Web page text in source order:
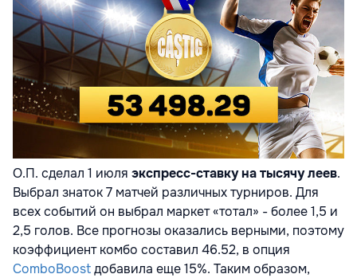
О.П. сделал 1 июля экспресс-ставку на тысячу леев.
Выбрал знаток 7 матчей различных турниров. Для
всех событий он выбрал маркет «тотал» - более 1,5 и
2,5 голов. Все прогнозы оказались верными, поэтому
коэффициент комбо составил 46.52, в опция
ComboBoostдобавила еще 15%. Таким образом,